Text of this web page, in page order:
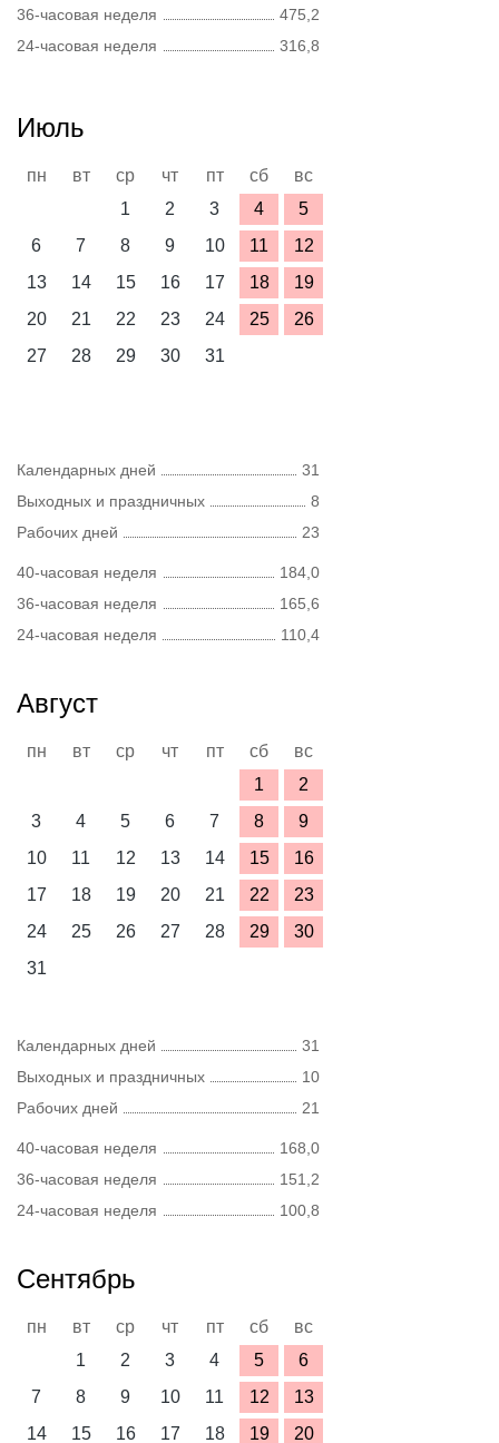
36-часовая неделя
475,2
24-часовая неделя
316,8
Июль
пн вт ср чт пт сб
вс
1
2 3 4
5
6
7 8 9 10 11
12
13
14 15 16 17 18
19
20
21 22 23 24 25
26
27
28 29 30 31
Календарных дней
31
Выходных и праздничных
8
Рабочих дней
23
40-часовая неделя
184,0
36-часовая неделя
165,6
24-часовая неделя
110,4
Август
пн вт ср чт пт сб
вс
1
2
3
4 5 6 7 8
9
10
11 12 13 14 15
16
17
18 19 20 21 22
23
24
25 26 27 28 29
30
31
Календарных дней
31
Выходных и праздничных
10
Рабочих дней
21
40-часовая неделя
168,0
36-часовая неделя
151,2
24-часовая неделя
100,8
Сентябрь
пн вт ср чт пт сб
вс
1
2 3 4 5
6
7
8 9 10 11 12
13
14
15 16 17 18 19
20